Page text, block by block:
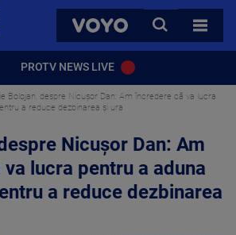
VOYO
CAUTA
TOATE
PROTV NEWS LIVE
Ilie Bolojan, despre Nicușor Dan: Am încredere că va lucra
a reduce dezbinarea şi ura
Nicușor Dan: Am
lucra pentru a aduna
a reduce dezbinarea